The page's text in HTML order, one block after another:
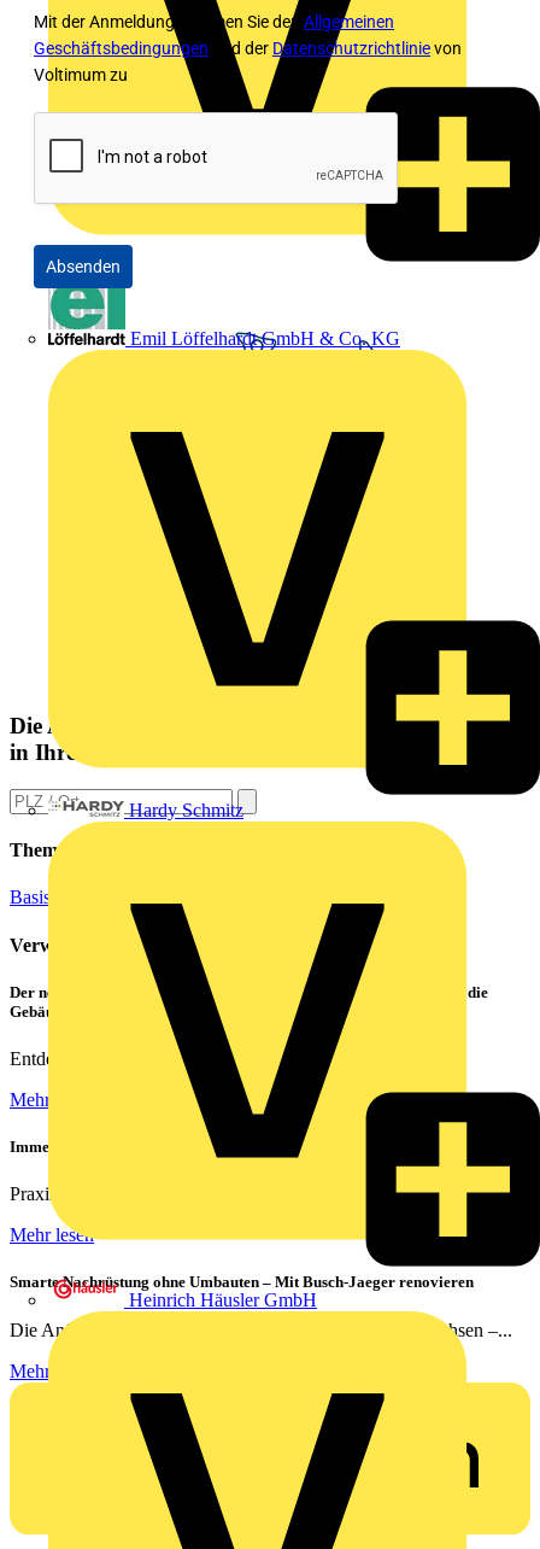
Emil Löffelhardt GmbH & Co. KG
Hardy Schmitz
Heinrich Häusler GmbH
Mit der Anmeldung stimmen Sie den Allgemeinen
Geschäftsbedingungen und der Datenschutzrichtlinievon
Voltimum zu
Absenden
Die Altlampen Sammelstelle
in Ihrer Nähe
Themen
Basiswissen
Verwandte Inhalte
Der neue CATAN C1 von PHOENIX CONTACT – das Highlight für die
Gebäudesteuerung
Entdecken Sie die Zukunft der smarten Gebäudetechnik!
Mehr lesen
Immer das richtige Bild | Kameras richtig vernetzen
Praxisnahe Lösungen für die optimale Netzwerkverkabelung von...
Mehr lesen
Smarte Nachrüstung ohne Umbauten – Mit Busch-Jaeger renovieren
Die Anforderungen an moderne Elektroinstallationen wachsen –...
Mehr lesen